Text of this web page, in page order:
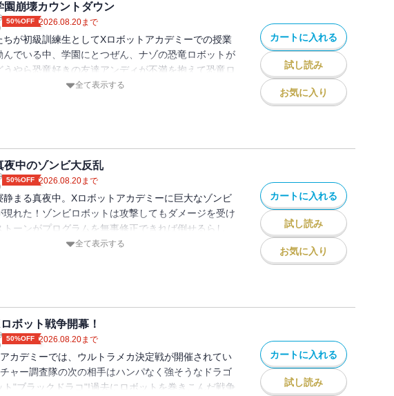
崩壊カウントダウン
50%OFF 2026.08.20まで
ちが初級訓練生としてXロボットアカデミーでの授業
んでいる中、学園にとつぜん、ナゾの恐竜ロボットが
うやら恐竜好きの友達アンディが不満を抱えて恐竜ロ
り出してしまったらしい。学園や友達を守るために、
全て表示する
カートに入れる
試し読み
お気に入り
中のゾンビ大反乱
50%OFF 2026.08.20まで
静まる真夜中。Xロボットアカデミーに巨大なゾンビ
現れた！ゾンビロボットは攻撃してもダメージを受け
トーンがプログラムを無事修正できれば倒せるらし
を信じて、Xベンチャー調査隊や教官、上級訓練生が
全て表示する
カートに入れる
試し読み
お気に入り
ボット戦争開幕！
50%OFF 2026.08.20まで
カデミーでは、ウルトラメカ決定戦が開催されてい
ャー調査隊の次の相手はハンパなく強そうなドラゴ
ト"ブラックドラコ"!過去にロボットを巻きこんだ戦争
カートに入れる
試し読み